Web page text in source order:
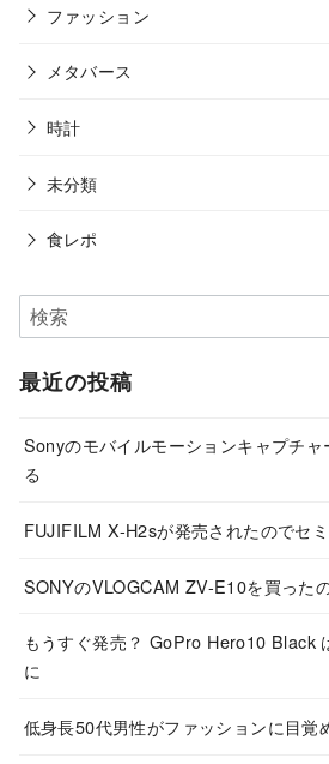
ファッション
メタバース
時計
未分類
食レポ
最近の投稿
Sonyのモバイルモーションキャプチ
る
FUJIFILM X-H2sが発売されたのでセ
SONYのVLOGCAM ZV-E10を買った
もうすぐ発売？ GoPro Hero10 Black
に
低身長50代男性がファッションに目覚